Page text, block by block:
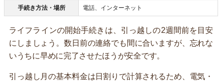
手続き方法・場所 電話、インターネット
ライフラインの開始手続きは、引っ越しの2週間前を目安
にしましょう。数日前の連絡でも間に合いますが、忘れな
いうちに早めに完了させたほうが安全です。
引っ越し月の基本料金は日割りで計算されるため、電気・